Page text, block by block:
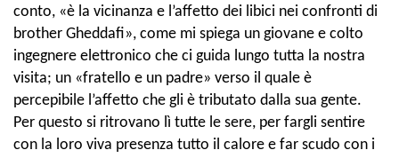
conto, «è la vicinanza e l’affetto dei libici nei confronti di
brother Gheddafi», come mi spiega un giovane e colto
ingegnere elettronico che ci guida lungo tutta la nostra
visita; un «fratello e un padre» verso il quale è
percepibile l’affetto che gli è tributato dalla sua gente.
Per questo si ritrovano lì tutte le sere, per fargli sentire
con la loro viva presenza tutto il calore e far scudo con i